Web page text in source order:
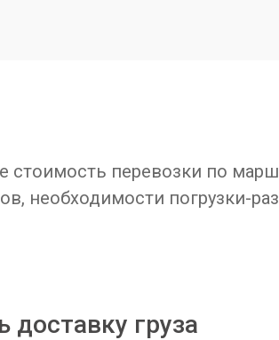
стоимость перевозки по
необходимости погрузки-
доставку груза